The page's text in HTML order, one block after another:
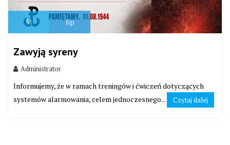
31 lip
Zawyją syreny
Administrator
Informujemy, że w ramach treningów i ćwiczeń dotyczących
systemów alarmowania, celem jednoczesnego...
Czytaj dalej